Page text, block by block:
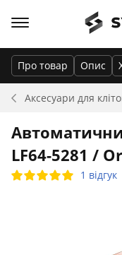
Аксесуари для
Про товар Опис
LF64-5281 /
1 відгук